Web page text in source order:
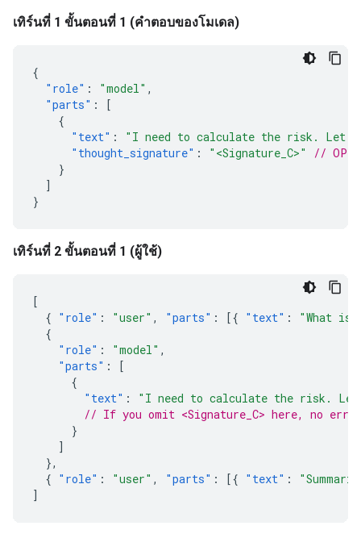
เทิร์นที่ 1 ขั้นตอนที่ 1 (คำตอบของโมเดล)
{
"role" : "model" ,
"parts" :
[
{
"text" :
"I need to calculate the risk. Let
"thought_signature" : "<Signature_C>"
//
}
]
}
เทิร์นที่ 2 ขั้นตอนที่ 1 (ผู้ใช้)
[
{ "role" : "user" , "parts" : [{ "text" :
"What is
{
"role" : "model" ,
"parts" :
[
{
"text" :
"I need to calculate the risk.
// If you omit <Signature_C> here, no
}
]
},
{ "role" : "user" , "parts" : [{ "text" :
]